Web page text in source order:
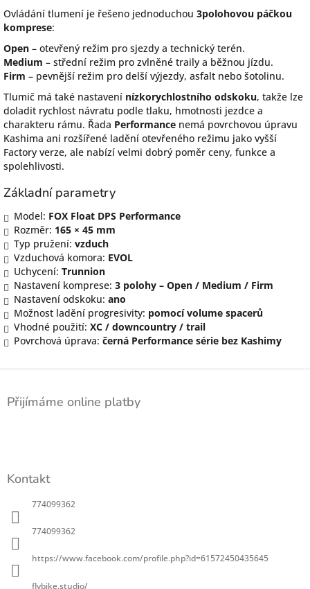
Ovládání tlumení je řešeno jednoduchou 3polohovou páčkou
komprese:
Open – otevřený režim pro sjezdy a technický terén.
Medium – střední režim pro zvlněné traily a běžnou jízdu.
Firm – pevnější režim pro delší výjezdy, asfalt nebo šotolinu.
Tlumič má také nastavení nízkorychlostního odskoku, takže lze
doladit rychlost návratu podle tlaku, hmotnosti jezdce a
charakteru rámu. Řada Performance nemá povrchovou úpravu
Kashima ani rozšířené ladění otevřeného režimu jako vyšší
Factory verze, ale nabízí velmi dobrý poměr ceny, funkce a
spolehlivosti.
Základní parametry
Model: FOX Float DPS Performance
Rozměr: 165 × 45 mm
Typ pružení: vzduch
Vzduchová komora: EVOL
Uchycení: Trunnion
Nastavení komprese: 3 polohy – Open / Medium / Firm
Nastavení odskoku: ano
Možnost ladění progresivity: pomocí volume spacerů
Vhodné použití: XC / downcountry / trail
Povrchová úprava: černá Performance série bez Kashimy
Z
Přijímáme online platby
Kontakt
774099362
774099362
https://www.facebook.com/profile.php?id=61572450435645
flybike.studio/